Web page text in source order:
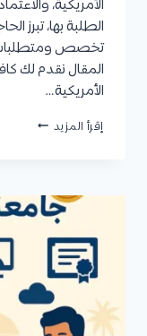
الأمريكية،
الطلبة بها، تبرز
تخصص
المقال نقدم لك
الأمريكية…
إقرأ المزيد رسوم
رأس
الخيمة
2025
/
والمنح
الدراسية